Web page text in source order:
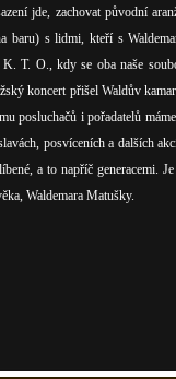
jde, zachovat původní
baru) s lidmi, kteří s
K. T. O., kdy se oba naše
koncert přišel Waldův
posluchačů i pořadatelů
posvíceních a dalších
a to napříč generacemi.
Waldemara Matušky.